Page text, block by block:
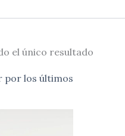
el único resultado